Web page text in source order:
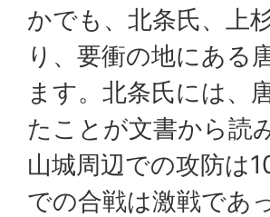
かでも、北条氏、上
り、要衝の地にある
ます。北条氏には、
たことが文書から読
山城周辺での攻防は
での合戦は激戦であ